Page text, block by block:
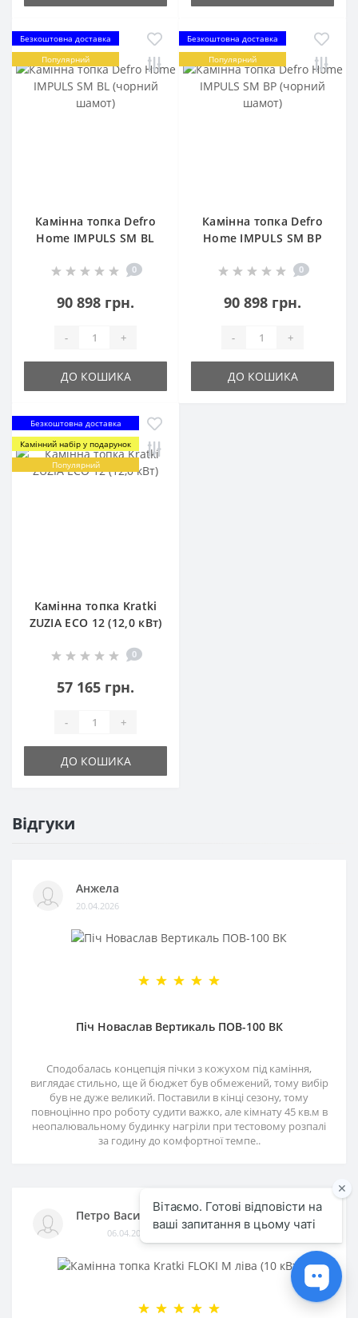
Безкоштовна доставка
Популярний
Камінна топка Defro
Home IMPULS SM BL
0
90 898 грн.
- +
ДО КОШИКА
Безкоштовна доставка
Популярний
Камінна топка Defro
Home IMPULS SM BP
0
90 898 грн.
- +
ДО КОШИКА
Безкоштовна доставка
Камінний набір у подарунок
Популярний
Камінна топка Kratki
ZUZIA ECO 12 (12,0 кВт)
0
57 165 грн.
- +
ДО КОШИКА
Відгуки
Анжела
20.04.2026
Піч Новаслав Вертикаль ПОВ-100 ВК
Сподобалась концепція пічки з кожухом під каміння,
виглядає стильно, ще й бюджет був обмежений, тому вибір
був не дуже великий. Поставили в кінці сезону, тому
повноцінно про роботу судити важко, але кімнату 45 кв.м в
неопалювальному будинку нагріли при тестовому розпалі
за годину до комфортної темпе..
Петро Васильович
06.04.2026